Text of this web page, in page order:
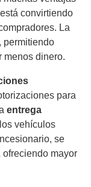
convirtiendo
La
, permitiendo
menos dinero.
para
entrega
vehículos
se
ofreciendo mayor